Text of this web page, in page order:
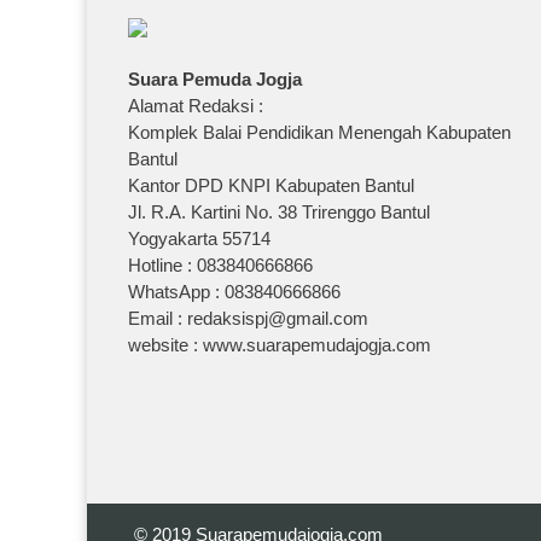
Suara Pemuda Jogja
Alamat Redaksi :
Komplek Balai Pendidikan Menengah Kabupaten
Bantul
Kantor DPD KNPI Kabupaten Bantul
Jl. R.A. Kartini No. 38 Trirenggo Bantul
Yogyakarta 55714
Hotline : 083840666866
WhatsApp : 083840666866
Email : redaksispj@gmail.com
website : www.suarapemudajogja.com
© 2019 Suarapemudajogja.com